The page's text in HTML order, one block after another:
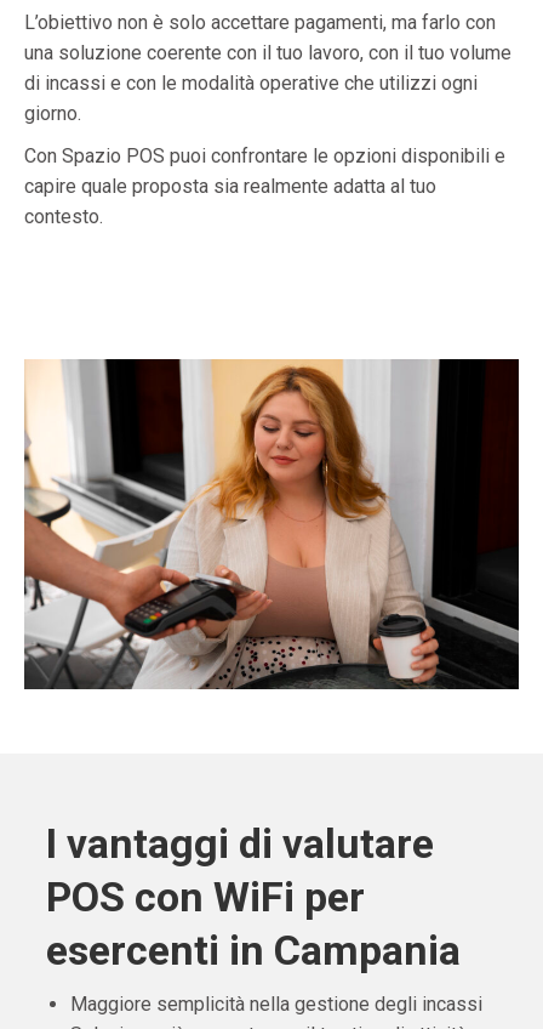
L’obiettivo non è solo accettare pagamenti, ma farlo con
una soluzione coerente con il tuo lavoro, con il tuo volume
di incassi e con le modalità operative che utilizzi ogni
giorno.
Con Spazio POS puoi confrontare le opzioni disponibili e
capire quale proposta sia realmente adatta al tuo
contesto.
I vantaggi di valutare
POS con WiFi per
esercenti in Campania
Maggiore semplicità nella gestione degli incassi